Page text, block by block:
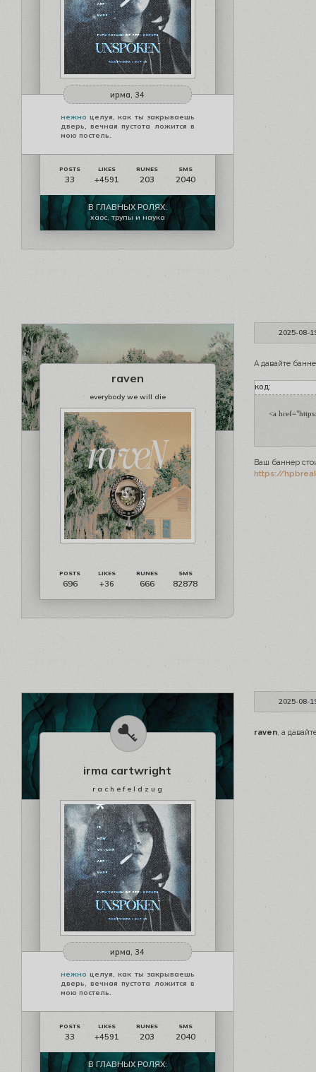
ирма, 34
нежно целуя, как ты закрываешь
дверь, вечная пустота ложится в
мою постель.
33 +4591 203 2040
В ГЛАВНЫХ РОЛЯХ:
хаос, трупы и наука
2025-08-
raven
everybody we will die
696 +36 666 82878
А давайте
код:
<a
Ваш баннер
https://
2025-08-
irma cartwright
r a c h e f e l d z u g
ирма, 34
нежно целуя, как ты закрываешь
дверь, вечная пустота ложится в
мою постель.
33 +4591 203 2040
В ГЛАВНЫХ РОЛЯХ:
raven, а